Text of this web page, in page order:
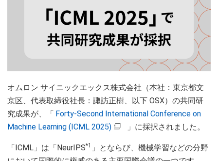
オムロン サイニックエックス株式会社（本社：東京都文
京区、代表取締役社長：諏訪正樹、以下 OSX）の共同研
究成果が、「 Forty-Second International Conference on
Machine Learning (ICML 2025)
」に採択されました。
「ICML」は「NeurIPS*1
」とならび、機械学習などの分野